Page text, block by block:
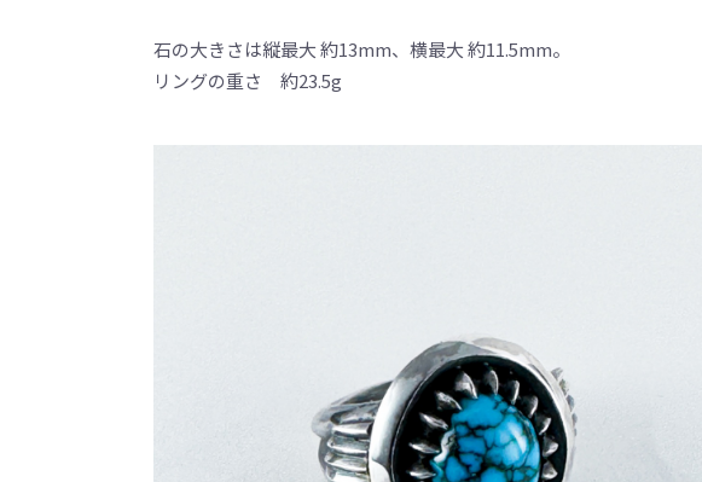
石の大きさは縦最大 約13mm、横最大 約11.5mm。
リングの重さ 約23.5g